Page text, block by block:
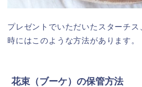
プレゼントでいただいたスターチス
時にはこのような方法があります。
花束（ブーケ）の保管方法